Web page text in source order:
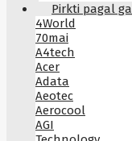
Pirkti pagal
4World
70mai
A4tech
Acer
Adata
Aeotec
Aerocool
AGI